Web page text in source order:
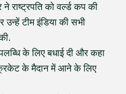
राष्ट्रपति को वर्ल्ड कप की
उन्हें टीम इंडिया की सभी
के लिए बधाई दी और कहा
के मैदान में आने के लिए